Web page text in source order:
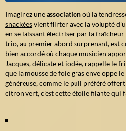
Imaginez uneassociationoù la
snackéesvient flirter avec la volupté
en se laissant électriser par la fraîcheur
trio, au premier abord surprenant, est
bien accordéoù chaque musicien
Jacques, délicate et iodée, rappelle le
que la mousse de foie gras enveloppe
généreuse, comme le pull préféré
citron vert, c'est cette étoile filante qui